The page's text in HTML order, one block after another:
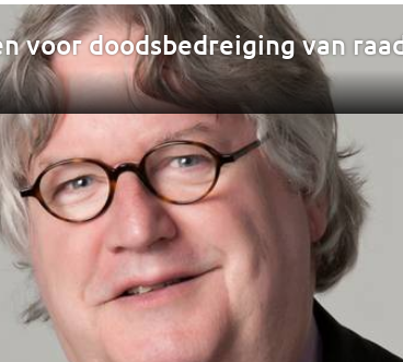
voor doodsbedreiging van